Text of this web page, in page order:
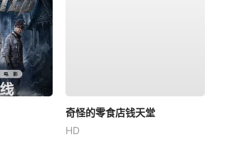
奇怪的零食店钱天堂
HD